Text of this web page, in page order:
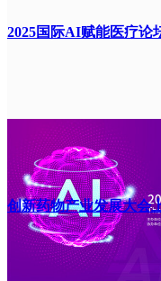
2025国际AI赋能医疗论
创新药物产业发展大会